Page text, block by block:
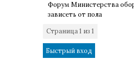
Форум Министерства
зависеть от пола
Страница1 из 1